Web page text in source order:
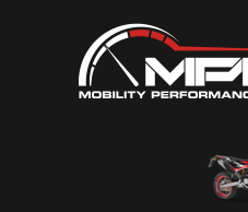
Skip to main content